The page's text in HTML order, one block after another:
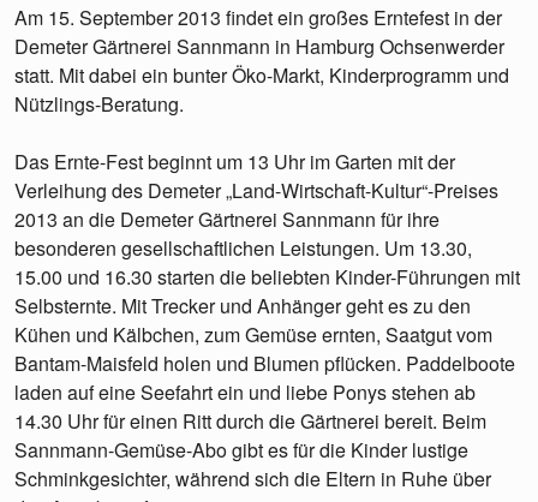
Am 15. September 2013 findet ein großes Erntefest in der
Demeter Gärtnerei Sannmann in Hamburg Ochsenwerder
statt. Mit dabei ein bunter Öko-Markt, Kinderprogramm und
Nützlings-Beratung.
Das Ernte-Fest beginnt um 13 Uhr im Garten mit der
Verleihung des Demeter „Land-Wirtschaft-Kultur“-Preises
2013 an die Demeter Gärtnerei Sannmann für ihre
besonderen gesellschaftlichen Leistungen. Um 13.30,
15.00 und 16.30 starten die beliebten Kinder-Führungen mit
Selbsternte. Mit Trecker und Anhänger geht es zu den
Kühen und Kälbchen, zum Gemüse ernten, Saatgut vom
Bantam-Maisfeld holen und Blumen pflücken. Paddelboote
laden auf eine Seefahrt ein und liebe Ponys stehen ab
14.30 Uhr für einen Ritt durch die Gärtnerei bereit. Beim
Sannmann-Gemüse-Abo gibt es für die Kinder lustige
Schminkgesichter, während sich die Eltern in Ruhe über